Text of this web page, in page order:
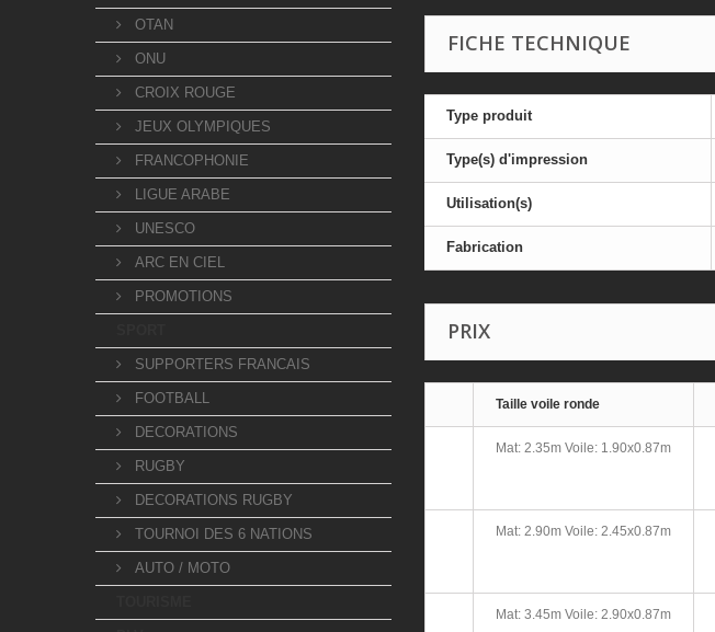
OTAN
ONU
CROIX ROUGE
JEUX OLYMPIQUES
FRANCOPHONIE
LIGUE ARABE
UNESCO
ARC EN CIEL
PROMOTIONS
SUPPORTERS FRANCAIS
FOOTBALL
DECORATIONS
RUGBY
DECORATIONS RUGBY
TOURNOI DES 6 NATIONS
AUTO / MOTO
FICHE TECHNIQUE
Type produit
Type(s) d'impression
Utilisation(s)
Fabrication
PRIX
Taille voile ronde
Mat: 2.35m Voile: 1.90x0.87m
Mat: 2.90m Voile: 2.45x0.87m
Mat: 3.45m Voile: 2.90x0.87m